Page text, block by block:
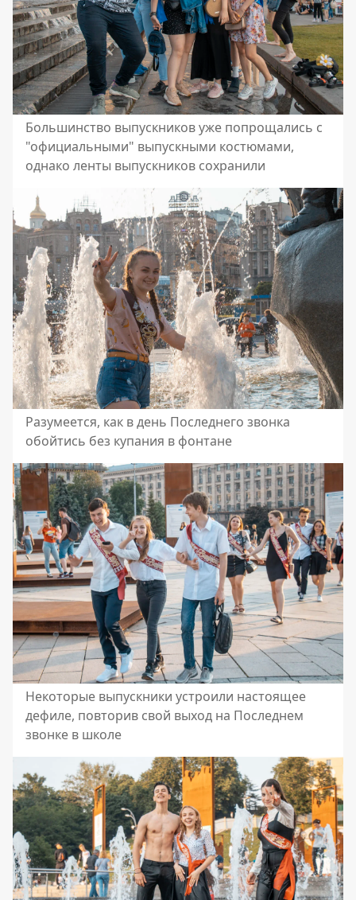
Большинство выпускников уже попрощались с
"официальными" выпускными костюмами,
однако ленты выпускников сохранили
Разумеется, как в день Последнего звонка
обойтись без купания в фонтане
Некоторые выпускники устроили настоящее
дефиле, повторив свой выход на Последнем
звонке в школе